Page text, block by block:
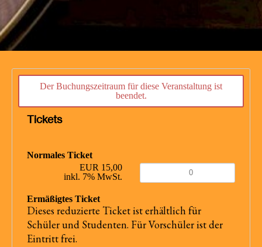
Der Buchungszeitraum für diese Veranstaltung ist
beendet.
Tickets
Normales Ticket
EUR 15,00
inkl. 7% MwSt.
Ermäßigtes Ticket
Dieses reduzierte Ticket ist erhältlich für
Schüler und Studenten. Für Vorschüler ist der
Eintritt frei.